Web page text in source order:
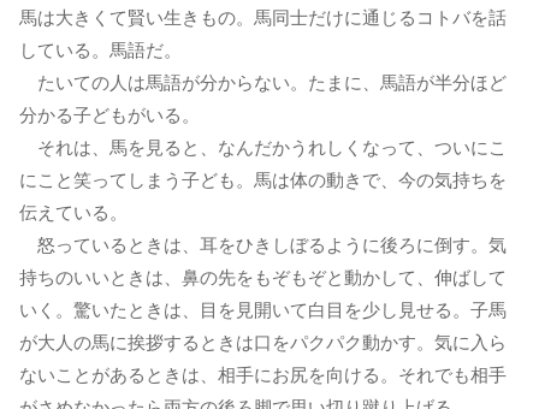
馬は大きくて賢い生きもの。馬同士だけに通じるコトバを話
している。馬語だ。
たいての人は馬語が分からない。たまに、馬語が半分ほど
分かる子どもがいる。
それは、馬を見ると、なんだかうれしくなって、ついにこ
にこと笑ってしまう子ども。馬は体の動きで、今の気持ちを
伝えている。
怒っているときは、耳をひきしぼるように後ろに倒す。気
持ちのいいときは、鼻の先をもぞもぞと動かして、伸ばして
いく。驚いたときは、目を見開いて白目を少し見せる。子馬
が大人の馬に挨拶するときは口をパクパク動かす。気に入ら
ないことがあるときは、相手にお尻を向ける。それでも相手